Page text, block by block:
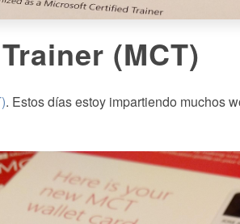
(MCT)
. Estos días estoy impartiendo muchos